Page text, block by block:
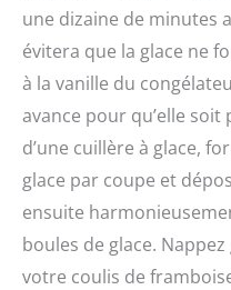
une dizaine de minutes
évitera que la glace ne
à la vanille du
avance pour qu’elle soit
d’une cuillère à glace,
glace par coupe et
ensuite
boules de glace.
votre coulis de